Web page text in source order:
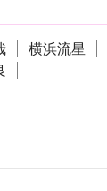
横浜流星